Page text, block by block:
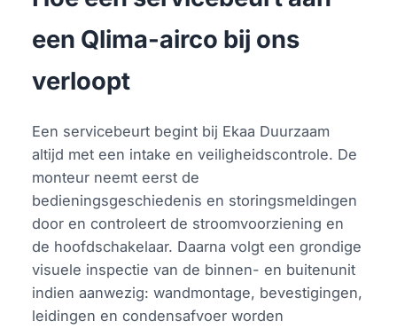
een Qlima-airco bij ons
verloopt
Een servicebeurt begint bij Ekaa Duurzaam
altijd met een intake en veiligheidscontrole. De
monteur neemt eerst de
bedieningsgeschiedenis en storingsmeldingen
door en controleert de stroomvoorziening en
de hoofdschakelaar. Daarna volgt een grondige
visuele inspectie van de binnen- en buitenunit
indien aanwezig: wandmontage, bevestigingen,
leidingen en condensafvoer worden